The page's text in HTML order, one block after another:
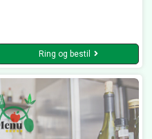
Ring og bestil